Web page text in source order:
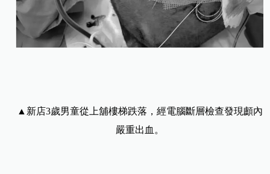
▲新店3歲男童從上舖樓梯跌落，經電腦斷層檢查發現顱內
嚴重出血。